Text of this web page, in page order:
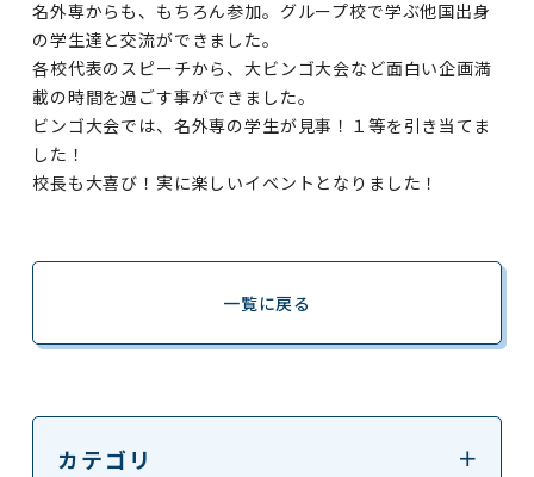
名外専からも、もちろん参加。グループ校で学ぶ他国出身
の学生達と交流ができました。
各校代表のスピーチから、大ビンゴ大会など面白い企画満
載の時間を過ごす事ができました。
ビンゴ大会では、名外専の学生が見事！１等を引き当てま
した！
校長も大喜び！実に楽しいイベントとなりました！
一覧に戻る
カテゴリ